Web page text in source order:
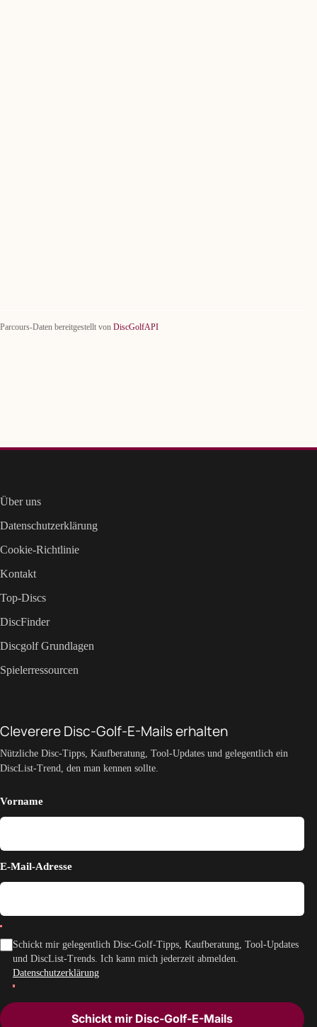
Parcours-Daten bereitgestellt von DiscGolfAPI
Über uns
Datenschutzerklärung
Cookie-Richtlinie
Kontakt
Top-Discs
DiscFinder
Discgolf Grundlagen
Spielerressourcen
Cleverere Disc-Golf-E-Mails erhalten
Nützliche Disc-Tipps, Kaufberatung, Tool-Updates und gelegentlich ein
DiscList-Trend, den man kennen sollte.
Vorname
E-Mail-Adresse
Schickt mir gelegentlich Disc-Golf-Tipps, Kaufberatung, Tool-Updates
und DiscList-Trends. Ich kann mich jederzeit abmelden.
Datenschutzerklärung
Schickt mir Disc-Golf-E-Mails